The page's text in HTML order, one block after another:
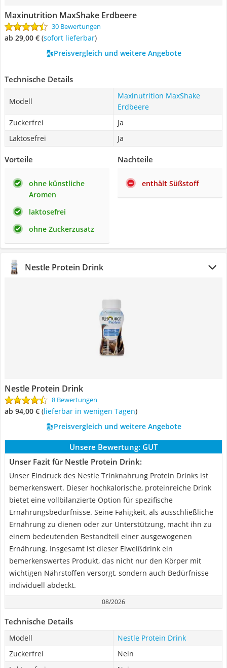
Maxinutrition MaxShake Erdbeere
30 Bewertungen
ab 29,00 € ( Sofort lieferbar)
Preisvergleich und weitere Angebote
Technische Details
Modell
Maxinutrition MaxShake
Erdbeere
Zuckerfrei
Ja
Laktosefrei
Ja
Vorteile
ohne künstliche
Aromen
laktosefrei
ohne Zuckerzusatz
Nachteile
enthält Süßstoff
Nestle Protein Drink
Nestle Protein Drink
8 Bewertungen
ab 94,00 € ( Lieferbar in wenigen Tagen)
Preisvergleich und weitere Angebote
Unsere Bewertung: GUT
Unser Fazit für Nestle Protein Drink:
Unser Eindruck des Nestle Trinknahrung Protein Drinks ist
bemerkenswert. Dieser hochkalorische, proteinreiche Drink
bietet eine vollbilanzierte Option für spezifische
Ernährungsbedürfnisse. Seine Fähigkeit, als ausschließliche
Ernährung zu dienen oder zur Unterstützung, macht ihn zu
einem bedeutenden Bestandteil einer ausgewogenen
Ernährung. Insgesamt ist dieser Eiweißdrink ein
bemerkenswertes Produkt, das nicht nur den Körper mit
wichtigen Nährstoffen versorgt, sondern auch Bedürfnisse
individuell abdeckt.
08/2026
Technische Details
Modell
Nestle Protein Drink
Zuckerfrei
Nein